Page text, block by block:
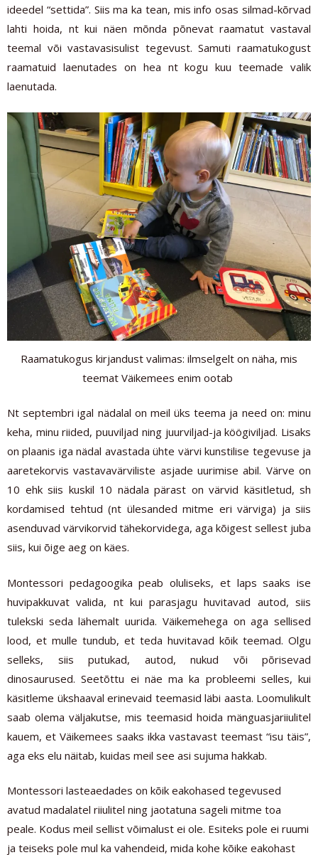
ideedel “settida”. Siis ma ka tean, mis info osas silmad-kõrvad
lahti hoida, nt kui näen mõnda põnevat raamatut vastaval
teemal või vastavasisulist tegevust. Samuti raamatukogust
raamatuid laenutades on hea nt kogu kuu teemade valik
laenutada.
Raamatukogus kirjandust valimas: ilmselgelt on näha, mis
teemat Väikemees enim ootab
Nt septembri igal nädalal on meil üks teema ja need on: minu
keha, minu riided, puuviljad ning juurviljad-ja köögiviljad. Lisaks
on plaanis iga nädal avastada ühte värvi kunstilise tegevuse ja
aaretekorvis vastavavärviliste asjade uurimise abil. Värve on
10 ehk siis kuskil 10 nädala pärast on värvid käsitletud, sh
kordamised tehtud (nt ülesanded mitme eri värviga) ja siis
asenduvad värvikorvid tähekorvidega, aga kõigest sellest juba
siis, kui õige aeg on käes.
Montessori pedagoogika peab oluliseks, et laps saaks ise
huvipakkuvat valida, nt kui parasjagu huvitavad autod, siis
tulekski seda lähemalt uurida. Väikemehega on aga sellised
lood, et mulle tundub, et teda huvitavad kõik teemad. Olgu
selleks, siis putukad, autod, nukud või põrisevad
dinosaurused. Seetõttu ei näe ma ka probleemi selles, kui
käsitleme ükshaaval erinevaid teemasid läbi aasta. Loomulikult
saab olema väljakutse, mis teemasid hoida mänguasjariiulitel
kauem, et Väikemees saaks ikka vastavast teemast “isu täis”,
aga eks elu näitab, kuidas meil see asi sujuma hakkab.
Montessori lasteaedades on kõik eakohased tegevused
avatud madalatel riiulitel ning jaotatuna sageli mitme toa
peale. Kodus meil sellist võimalust ei ole. Esiteks pole ei ruumi
ja teiseks pole mul ka vahendeid, mida kohe kõike eakohast